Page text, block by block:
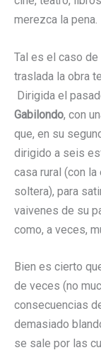
merezca la pena.
Tal es el caso de
traslada la obra
Dirigida el
Gabilondo, con
que, en su
dirigido a seis
casa rural (con
soltera), para
vaivenes de su
como, a veces,
Bien es cierto
de veces (no
consecuencias
demasiado
se sale por las